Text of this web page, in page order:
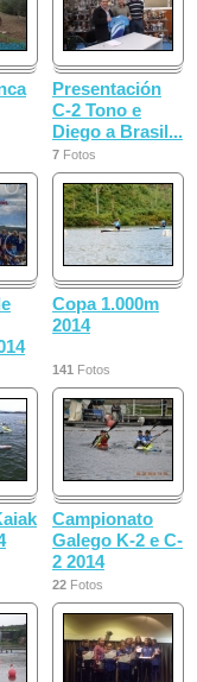
Presentación
C-2 Tono e
Diego a Brasil...
7 Fotos
Copa 1.000m
2014
141 Fotos
Campionato
Galego K-2 e C-
2 2014
22 Fotos